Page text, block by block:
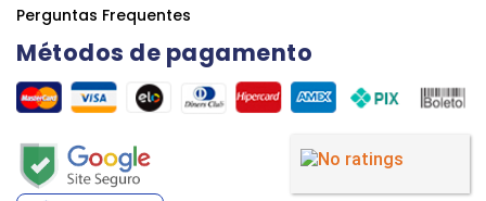
Perguntas Frequentes
Métodos de pagamento